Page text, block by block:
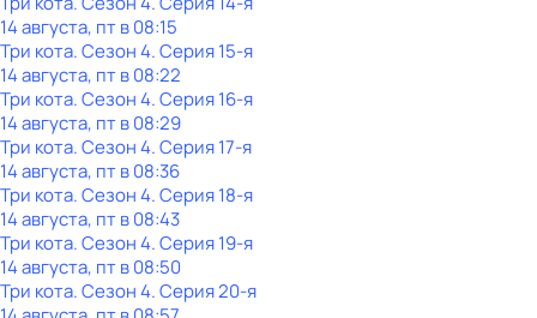
14 августа, пт в 08:15
Три кота. Сезон 4. Серия 15-я
14 августа, пт в 08:22
Три кота. Сезон 4. Серия 16-я
14 августа, пт в 08:29
Три кота. Сезон 4. Серия 17-я
14 августа, пт в 08:36
Три кота. Сезон 4. Серия 18-я
14 августа, пт в 08:43
Три кота. Сезон 4. Серия 19-я
14 августа, пт в 08:50
Три кота. Сезон 4. Серия 20-я